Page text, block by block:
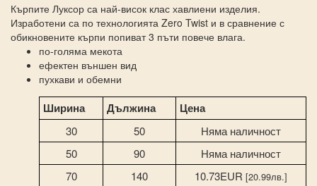
Кърпите Луксор са най-висок клас хавлиени изделия.
Изработени са по технологията Zero Twist и в сравнение с
обикновените кърпи попиват 3 пъти повече влага.
по-голяма мекота
ефектен външен вид
пухкави и обемни
Ширина Дължина Цена
30 50
Няма наличност
50
90
Няма наличност
70
140 10.73EUR [20.99лв.]